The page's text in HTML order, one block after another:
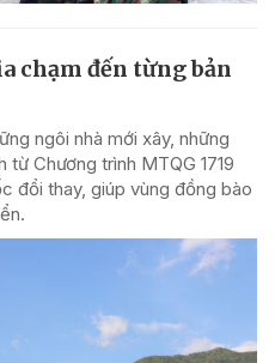
chạm đến từng bản
ngôi nhà mới xây, những
Chương trình MTQG 1719
đổi thay, giúp vùng đồng bào